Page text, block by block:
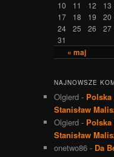
« maj
10
11 12 13
17
18 19 20
24
25 26 27
31
NAJNOWSZE
Olgierd -
Stanisław
Olgierd -
Stanisław
onetwo86 - Da